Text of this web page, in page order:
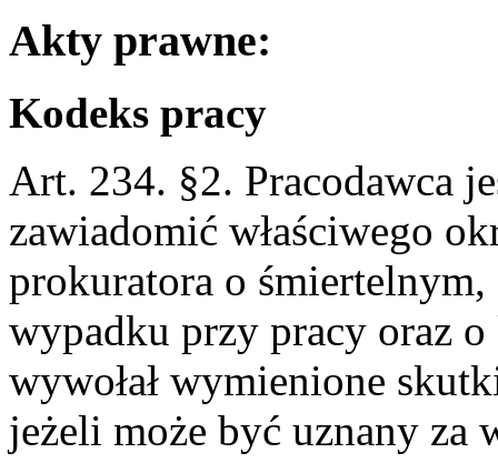
Akty prawne:
Kodeks pracy
Art. 234. §2. Pracodawca
zawiadomić właściwego
prokuratora o
wypadku przy pracy oraz
wywołał wymienione
jeżeli może być uznany za